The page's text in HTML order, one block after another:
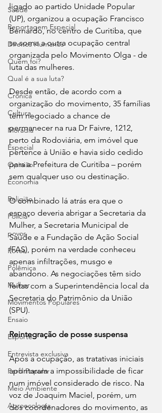
Saúde
Reportagem Especial
Direitos Humanos
Quem foi?
Qual é a sua luta?
Crônica
Cultura
Moradia
Especial
Opinião
Economia
Religião
Polícia
povos
Povos
Polêmica
Mulher
Movimentos Populares
Ensaio
Esporte
Entrevista exclusiva
Perfil Popular
Meio Ambiente
Agroecologia
ligado ao partido Unidade Popular
(UP), organizou a ocupação Francisco
Bernardo, no centro de Curitiba, que
se soma a outra ocupação central
organizada pelo Movimento Olga - de
luta das mulheres.
Desde então, de acordo com a
organização do movimento, 35 famílias
têm negociado a chance de
permanecer na rua Dr Faivre, 1212,
perto da Rodoviária, em imóvel que
pertence à União e havia sido cedido
para a Prefeitura de Curitiba – porém
sem qualquer uso ou destinação.
O combinado lá atrás era que o
espaço deveria abrigar a Secretaria da
Mulher, a Secretaria Municipal de
Saúde e a Fundação de Ação Social
(FAS), porém na verdade conheceu
apenas infiltrações, musgo e
abandono. As negociações têm sido
feitas com a Superintendência local da
Secretaria do Patrimônio da União
(SPU).
Reintegração de posse suspensa
Após a ocupação, as tratativas iniciais
apontaram a impossibilidade de ficar
num imóvel considerado de risco. Na
voz de Joaquim Maciel, porém, um
dos coordenadores do movimento, as